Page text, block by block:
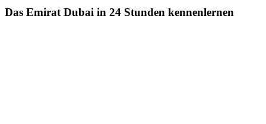
Das Emirat Dubai in 24 Stunden kennenlernen